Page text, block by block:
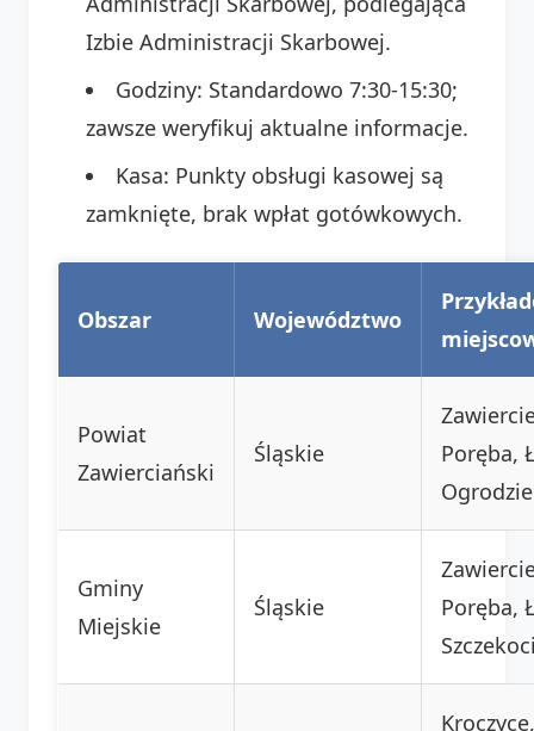
Izbie Administracji Skarbowej.
Godziny: Standardowo 7:30-15:30;
zawsze weryfikuj aktualne informacje.
Kasa: Punkty obsługi kasowej są
zamknięte, brak wpłat gotówkowych.
Obszar Województwo
Powiat
Zawierciański
Śląskie
Poręba,
Gminy
Miejskie
Śląskie
Poręba,
Kroczyce,